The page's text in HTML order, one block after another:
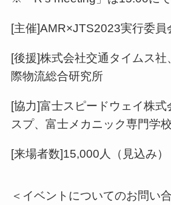
[主催]AMR×JTS2023実行委員
[後援]株式会社交通タイムス社
際物流総合研究所
[協力]富士スピードウェイ株式
スプ、富士メカニック専門学校
[来場者数]15,000人（見込み）
＜イベントについてのお問い